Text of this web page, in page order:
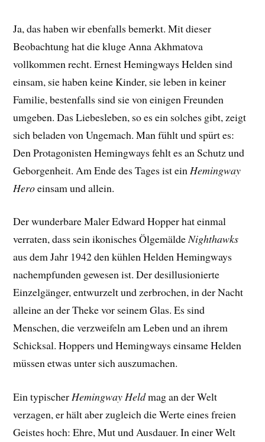
Ja, das haben wir ebenfalls bemerkt. Mit dieser
Beobachtung hat die kluge Anna Akhmatova
vollkommen recht. Ernest Hemingways Helden sind
einsam, sie haben keine Kinder, sie leben in keiner
Familie, bestenfalls sind sie von einigen Freunden
umgeben. Das Liebesleben, so es ein solches gibt, zeigt
sich beladen von Ungemach. Man fühlt und spürt es:
Den Protagonisten Hemingways fehlt es an Schutz und
Geborgenheit. Am Ende des Tages ist ein Hemingway
Heroeinsam und allein.
Der wunderbare Maler Edward Hopper hat einmal
verraten, dass sein ikonisches ÖlgemäldeNighthawks
aus dem Jahr 1942 den kühlen Helden Hemingways
nachempfunden gewesen ist. Der desillusionierte
Einzelgänger, entwurzelt und zerbrochen, in der Nacht
alleine an der Theke vor seinem Glas. Es sind
Menschen, die verzweifeln am Leben und an ihrem
Schicksal. Hoppers und Hemingways einsame Helden
müssen etwas unter sich auszumachen.
Ein typischerHemingway Heldmag an der Welt
verzagen, er hält aber zugleich die Werte eines freien
Geistes hoch: Ehre, Mut und Ausdauer. In einer Welt